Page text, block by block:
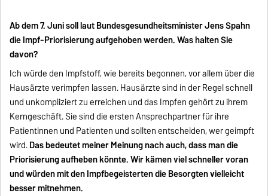
Ab dem 7. Juni soll laut Bundesgesundheitsminister Jens Spahn
die Impf-Priorisierung aufgehoben werden. Was halten Sie
davon?
Ich würde den Impfstoff, wie bereits begonnen, vor allem über die
Hausärzte verimpfen lassen. Hausärzte sind in der Regel schnell
und unkompliziert zu erreichen und das Impfen gehört zu ihrem
Kerngeschäft. Sie sind die ersten Ansprechpartner für ihre
Patientinnen und Patienten und sollten entscheiden, wer geimpft
wird.Das bedeutet meiner Meinung nach auch, dass man die
Priorisierung aufheben könnte. Wir kämen viel schneller voran
und würden mit den Impfbegeisterten die Besorgten vielleicht
besser mitnehmen.